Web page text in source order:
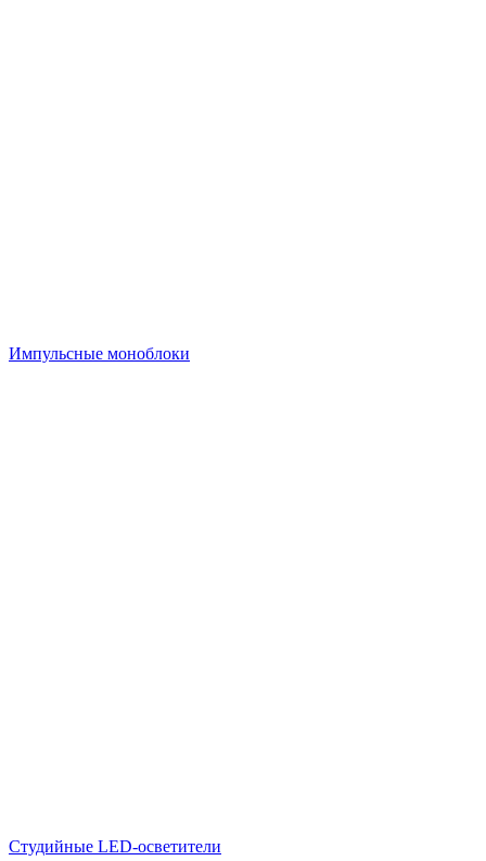
Импульсные моноблоки
Студийные LED-осветители